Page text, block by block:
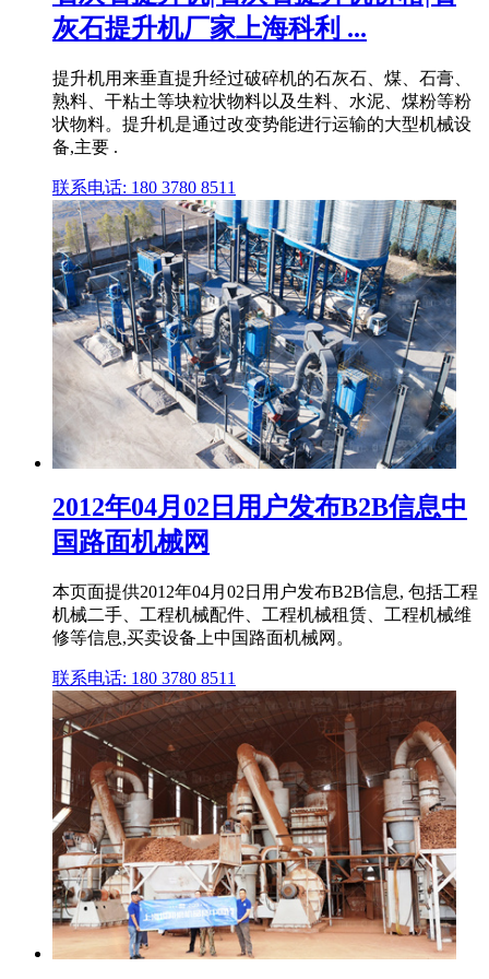
灰石提升机厂家上海科利 ...
提升机用来垂直提升经过破碎机的石灰石、煤、石膏、
熟料、干粘土等块粒状物料以及生料、水泥、煤粉等粉
状物料。提升机是通过改变势能进行运输的大型机械设
备,主要 .
联系电话: 180 3780 8511
2012年04月02日用户发布B2B信息中
国路面机械网
本页面提供2012年04月02日用户发布B2B信息, 包括工程
机械二手、工程机械配件、工程机械租赁、工程机械维
修等信息,买卖设备上中国路面机械网。
联系电话: 180 3780 8511